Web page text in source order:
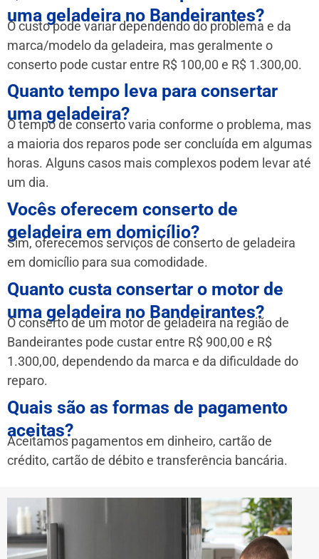
uma geladeira no Bandeirantes?
O custo pode variar dependendo do problema e da
marca/modelo da geladeira, mas geralmente o
conserto pode custar entre R$ 100,00 e R$ 1.300,00.
Quanto tempo leva para consertar
uma geladeira?
O tempo de conserto varia conforme o problema, mas
a maioria dos reparos pode ser concluída em algumas
horas. Alguns casos mais complexos podem levar até
um dia.
Vocês oferecem conserto de
geladeira em domicílio?
Sim, oferecemos serviços de conserto de geladeira
em domicílio para sua comodidade.
Quanto custa consertar o motor de
uma geladeira no Bandeirantes?
O conserto de um motor de geladeira na região de
Bandeirantes pode custar entre R$ 900,00 e R$
1.300,00, dependendo da marca e da dificuldade do
reparo.
Quais são as formas de pagamento
aceitas?
Aceitamos pagamentos em dinheiro, cartão de
crédito, cartão de débito e transferência bancária.